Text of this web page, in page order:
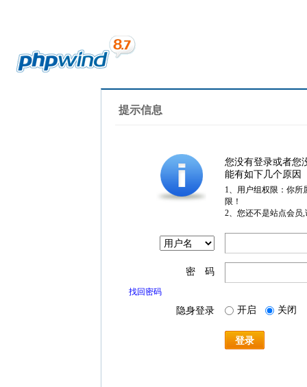
提示信息
您没有登录或者您
能有如下几个原因
1、用户组权限：你所
限！
2、您还不是站点会员
密 码
找回密码
隐身登录 开启 关闭
登录